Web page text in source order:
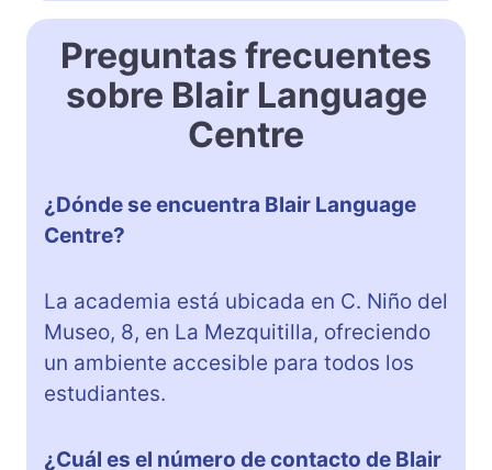
Preguntas frecuentes
sobre Blair Language
Centre
¿Dónde se encuentra Blair Language
Centre?
La academia está ubicada en C. Niño del
Museo, 8, en La Mezquitilla, ofreciendo
un ambiente accesible para todos los
estudiantes.
¿Cuál es el número de contacto de Blair